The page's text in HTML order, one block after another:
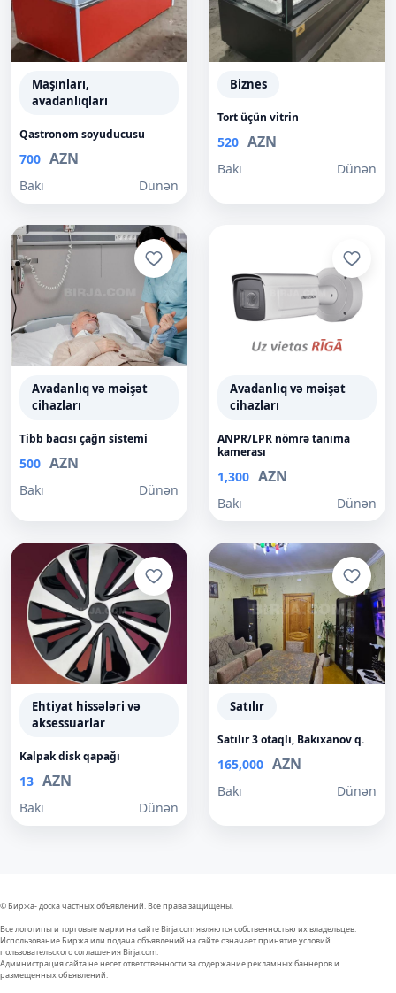
Maşınları,
avadanlıqları
Qastronom soyuducusu
700 AZN
Bakı Dünən
Biznes
Tort üçün vitrin
520 AZN
Bakı Dünən
Avadanlıq və məişət
cihazları
Tibb bacısı çağrı sistemi
500 AZN
Bakı Dünən
Avadanlıq və məişət
cihazları
ANPR/LPR nömrə tanıma
kamerası
1,300 AZN
Bakı Dünən
Ehtiyat hissələri və
aksessuarlar
Kalpak disk qapağı
13 AZN
Bakı Dünən
Satılır
Satılır 3 otaqlı, Bakıxanov q.
165,000 AZN
Bakı Dünən
© Биржа- доска частных объявлений. Все права защищены.
Все логотипы и торговые марки на сайте Birja.com являются собственностью их владельцев.
Использование Биржа или подача объявлений на сайте означает принятие условий
пользовательского соглашения Birja.com.
Администрация сайта не несет ответственности за содержание рекламных баннеров и
размещенных объявлений.